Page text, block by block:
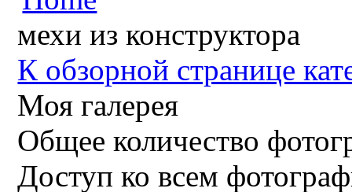
мехи из конструктора
К обзорной странице
Моя галерея
Общее количество
Доступ ко всем